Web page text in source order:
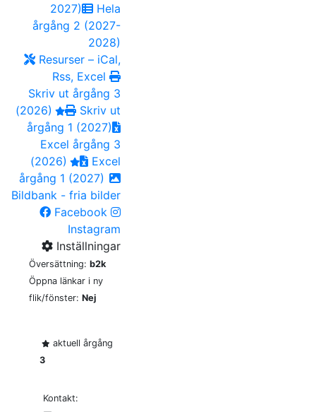
2027)
Hela
årgång 2 (2027-
2028)
Resurser – iCal,
Rss, Excel
Skriv ut årgång 3
(2026)
Skriv ut
årgång 1 (2027)
Excel årgång 3
(2026)
Excel
årgång 1 (2027)
Bildbank - fria bilder
Facebook
Instagram
Inställningar
Översättning: b2k
Öppna länkar i ny
flik/fönster: Nej
aktuell årgång
3
Kontakt: